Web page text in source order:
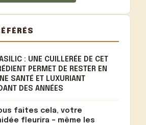
: UNE CUILLERÉE DE CET
PERMET DE RESTER EN
SANTÉ ET LUXURIANT
DES ANNÉES
faites cela, votre
fleurira – même les